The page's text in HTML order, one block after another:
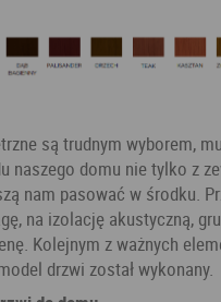
są trudnym wyborem,
naszego domu nie tylko z
nam pasować w środku.
na izolację akustyczną,
Kolejnym z ważnych
drzwi został wykonany.